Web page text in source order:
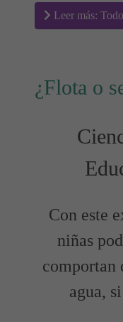
Leer más:
¿Flota o
Con este
niñas
comportan
agua,